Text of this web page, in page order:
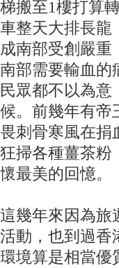
梯搬至1樓打算
車整天大排長龍
成南部受創嚴重
南部需要輸血的
民眾都不以為意
候。前幾年有帝
畏刺骨寒風在捐
狂掃各種薑茶粉
懷最美的回憶。
這幾年來因為旅
活動，也到過香
環境算是相當優